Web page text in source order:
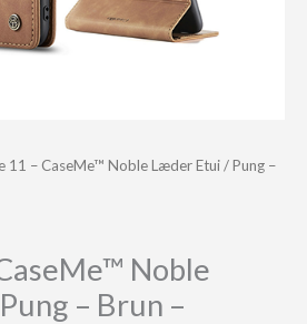
11 – CaseMe™ Noble Læder Etui / Pung –
Noble
– Brun –